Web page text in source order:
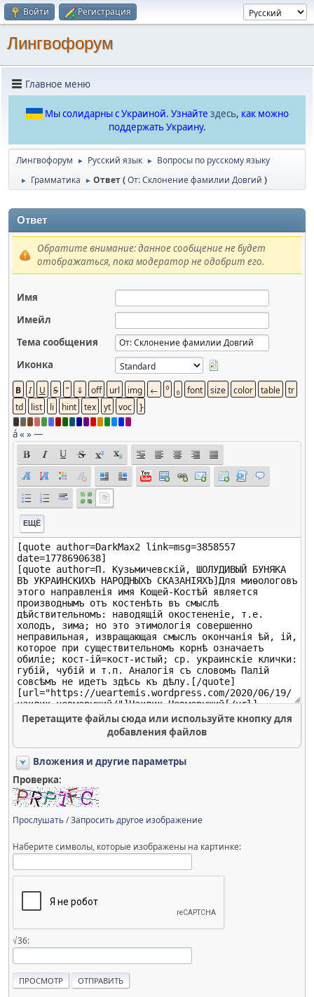
Войти Регистрация
Лингвофорум
Главное меню
Мы солидарны с Украиной. Узнайте здесь, как можно
поддержать Украину.
Лингвофорум ► Русский язык ► Вопросы по русскому языку
► Грамматика ► Ответ (От: Склонение фамилии Довгий )
Ответ
Обратите внимание: данное сообщение не будет
отображаться, пока модератор не одобрит его.
Имя
Имейл
Тема сообщения
Иконка
á« »—
ЕЩЁ
Перетащите файлы сюда или используйте кнопку для
добавления файлов
Вложения и другие параметры
Проверка:
Прослушать/Запросить другое изображение
Наберите символы, которые изображены на картинке:
√36: